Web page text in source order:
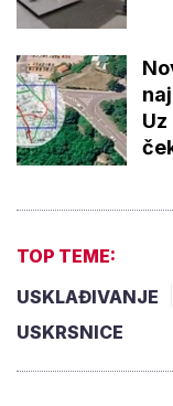
TOP TEME:
USKLAĐIVANJE
USKRSNICE